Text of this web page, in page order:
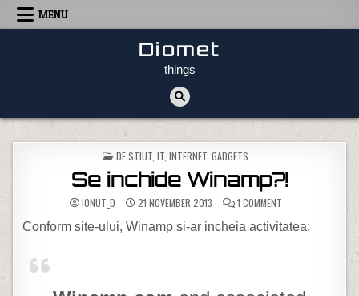
Skip to content
MENU
Diomet
things
POSTED IN
DE STIUT IT, INTERNET, GADGETS
Se inchide Winamp?!
IONUT_D 21 NOVEMBER 2013 1 COMMENTON SE INCHIDE
Conform site-ului, Winamp si-ar incheia activitatea: